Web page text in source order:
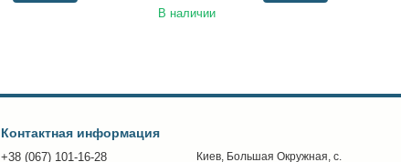
В наличии
Контактная информация
+38 (067) 101-16-28 Киев, Большая Окружная, с.